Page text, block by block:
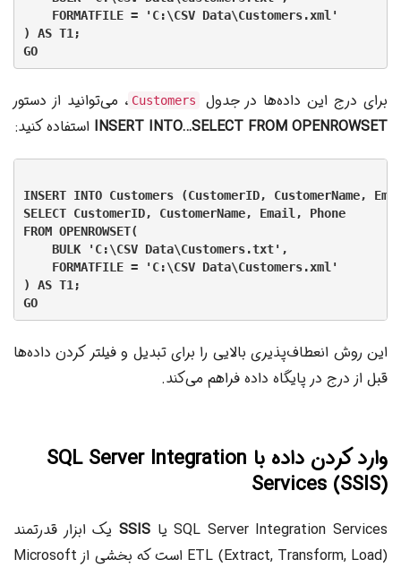
    FORMATFILE = 'C:\CSV Data\Customers.xml'
) AS T1;
GO
برای درج این داده‌ها در جدول Customers ، می‌توانید از دستور
INSERT INTO…SELECT FROM OPENROWSET استفاده کنید:
INSERT INTO Customers (CustomerID, CustomerName,
SELECT CustomerID, CustomerName, Email, Phone
FROM OPENROWSET(
    BULK 'C:\CSV Data\Customers.txt',
    FORMATFILE = 'C:\CSV Data\Customers.xml'
) AS T1;
GO
این روش انعطاف‌پذیری بالایی را برای تبدیل و فیلتر کردن داده‌ها
قبل از درج در پایگاه داده فراهم می‌کند.
وارد کردن داده با SQL Server Integration
Services (SSIS)
SQL Server Integration Services یا SSIS یک ابزار قدرتمند
ETL (Extract, Transform, Load) است که بخشی از Microsoft